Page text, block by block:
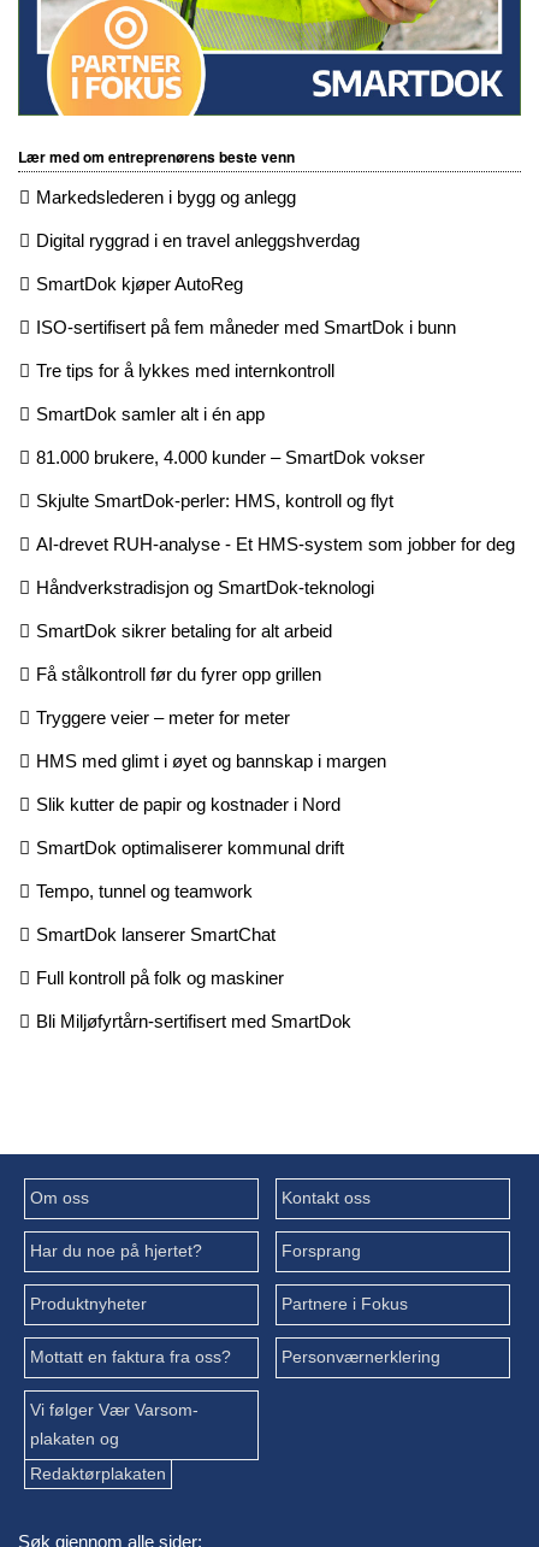
Lær med om entreprenørens beste venn
Markedslederen i bygg og anlegg
Digital ryggrad i en travel anleggshverdag
SmartDok kjøper AutoReg
ISO-sertifisert på fem måneder med SmartDok i bunn
Tre tips for å lykkes med internkontroll
SmartDok samler alt i én app
81.000 brukere, 4.000 kunder – SmartDok vokser
Skjulte SmartDok-perler: HMS, kontroll og flyt
AI-drevet RUH-analyse - Et HMS-system som jobber for deg
Håndverkstradisjon og SmartDok-teknologi
SmartDok sikrer betaling for alt arbeid
Få stålkontroll før du fyrer opp grillen
Tryggere veier – meter for meter
HMS med glimt i øyet og bannskap i margen
Slik kutter de papir og kostnader i Nord
SmartDok optimaliserer kommunal drift
Tempo, tunnel og teamwork
SmartDok lanserer SmartChat
Full kontroll på folk og maskiner
Bli Miljøfyrtårn-sertifisert med SmartDok
Om oss Kontakt oss
Har du noe på hjertet? Forsprang
Produktnyheter Partnere i Fokus
Mottatt en faktura fra oss? Personværnerklering
Vi følger Vær Varsom-
plakaten og
Redaktørplakaten
Søk gjennom alle sider: